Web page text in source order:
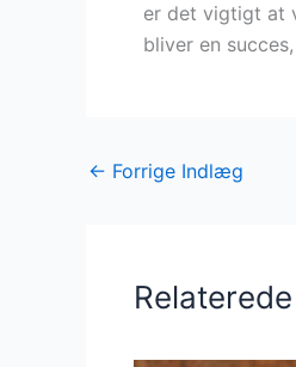
er det vigtigt at
bliver en
← Forrige Indlæg